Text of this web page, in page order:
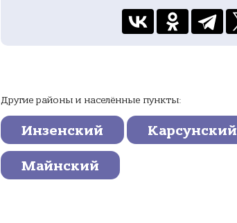
Другие районы и населённые пункты:
Инзенский Карсунский
Майнский